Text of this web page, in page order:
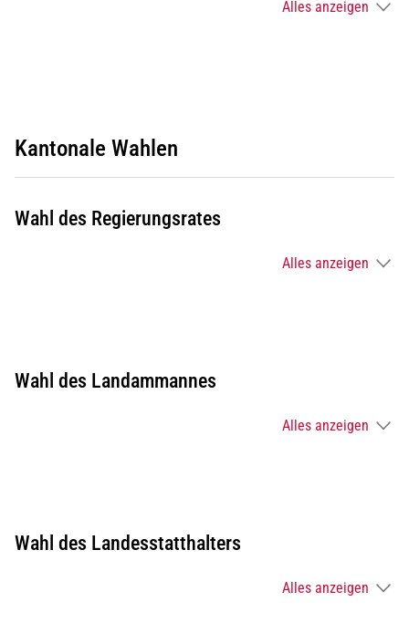
Alles anzeigen
Kantonale Wahlen
Wahl des Regierungsrates
Alles anzeigen
Wahl des Landammannes
Alles anzeigen
Wahl des Landesstatthalters
Alles anzeigen